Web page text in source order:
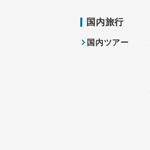
国内旅行
国内ツアー